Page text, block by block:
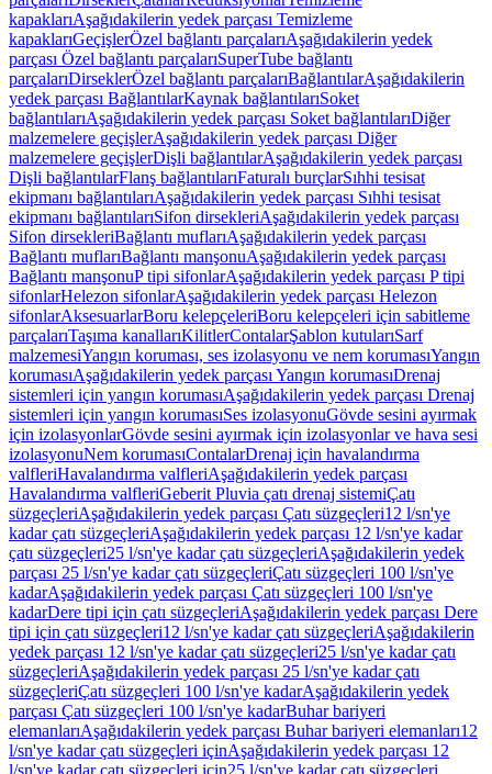
kapaklarıAşağıdakilerin yedek parçası Temizleme
kapaklarıGeçişlerÖzel bağlantı parçalarıAşağıdakilerin yedek
parçası Özel bağlantı parçalarıSuperTube bağlantı
parçalarıDirseklerÖzel bağlantı parçalarıBağlantılarAşağıdakilerin
yedek parçası BağlantılarKaynak bağlantılarıSoket
bağlantılarıAşağıdakilerin yedek parçası Soket bağlantılarıDiğer
malzemelere geçişlerAşağıdakilerin yedek parçası Diğer
malzemelere geçişlerDişli bağlantılarAşağıdakilerin yedek parçası
Dişli bağlantılarFlanş bağlantılarıFaturalı burçlarSıhhi tesisat
ekipmanı bağlantılarıAşağıdakilerin yedek parçası Sıhhi tesisat
ekipmanı bağlantılarıSifon dirsekleriAşağıdakilerin yedek parçası
Sifon dirsekleriBağlantı muflarıAşağıdakilerin yedek parçası
Bağlantı muflarıBağlantı manşonuAşağıdakilerin yedek parçası
Bağlantı manşonuP tipi sifonlarAşağıdakilerin yedek parçası P tipi
sifonlarHelezon sifonlarAşağıdakilerin yedek parçası Helezon
sifonlarAksesuarlarBoru kelepçeleriBoru kelepçeleri için sabitleme
parçalarıTaşıma kanallarıKilitlerContalarŞablon kutularıSarf
malzemesiYangın koruması, ses izolasyonu ve nem korumasıYangın
korumasıAşağıdakilerin yedek parçası Yangın korumasıDrenaj
sistemleri için yangın korumasıAşağıdakilerin yedek parçası Drenaj
sistemleri için yangın korumasıSes izolasyonuGövde sesini ayırmak
için izolasyonlarGövde sesini ayırmak için izolasyonlar ve hava sesi
izolasyonuNem korumasıContalarDrenaj için havalandırma
valfleriHavalandırma valfleriAşağıdakilerin yedek parçası
Havalandırma valfleriGeberit Pluvia çatı drenaj sistemiÇatı
süzgeçleriAşağıdakilerin yedek parçası Çatı süzgeçleri12 l/sn'ye
kadar çatı süzgeçleriAşağıdakilerin yedek parçası 12 l/sn'ye kadar
çatı süzgeçleri25 l/sn'ye kadar çatı süzgeçleriAşağıdakilerin yedek
parçası 25 l/sn'ye kadar çatı süzgeçleriÇatı süzgeçleri 100 l/sn'ye
kadarAşağıdakilerin yedek parçası Çatı süzgeçleri 100 l/sn'ye
kadarDere tipi için çatı süzgeçleriAşağıdakilerin yedek parçası Dere
tipi için çatı süzgeçleri12 l/sn'ye kadar çatı süzgeçleriAşağıdakilerin
yedek parçası 12 l/sn'ye kadar çatı süzgeçleri25 l/sn'ye kadar çatı
süzgeçleriAşağıdakilerin yedek parçası 25 l/sn'ye kadar çatı
süzgeçleriÇatı süzgeçleri 100 l/sn'ye kadarAşağıdakilerin yedek
parçası Çatı süzgeçleri 100 l/sn'ye kadarBuhar bariyeri
elemanlarıAşağıdakilerin yedek parçası Buhar bariyeri elemanları12
l/sn'ye kadar çatı süzgeçleri içinAşağıdakilerin yedek parçası 12
l/sn'ye kadar çatı süzgeçleri için25 l/sn'ye kadar çatı süzgeçleri